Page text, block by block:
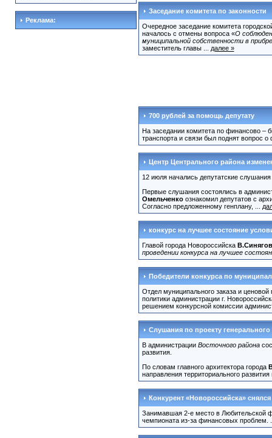
Реклама:
Заседание комитета по законности
Очередное заседание комитета
началось с отмены вопроса «О
муниципальной собственности в
заместитель главы ...
далее »
700 рублей за помощь депутату
На заседании комитета по финансово –
транспорта и связи был поднят вопрос
Центр Центрального района
12 июля начались депутатские
Первые слушания состоялись в
Омельченкоознакомил депутатов с
Согласно предложенному генплану, ...
конкурс на лучшее состояние
Главой города Новороссийска
проведении конкурса на лучшее
Победители конкурса по
Отдел муниципального заказа и ценовой
политики администрации г.
решением конкурсной комиссии
Слушания по проекту генерального
В администрации Восточного района
развития.
По словам главного архитектора города
направления территориального
Конкурент «Новороссийска»
Занимавшая 2-е место в Любительской
чемпионата из-за финансовых проблем.